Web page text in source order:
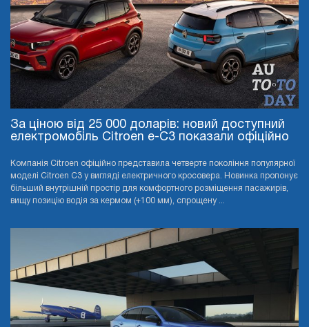
За ціною від 25 000 доларів: новий доступний
електромобіль Citroen e-C3 показали офіційно
Компанія Citroen офіційно представила четверте покоління популярної
моделі Citroen C3 у вигляді електричного кросовера. Новинка пропонує
більший внутрішній простір для комфортного розміщення пасажирів,
вищу позицію водія за кермом (+100 мм), спрощену ...